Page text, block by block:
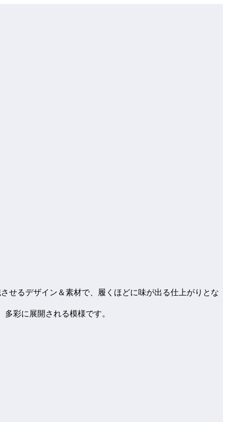
せるデザイン＆素材で、履くほどに味が出る仕上がりとな
彩に展開される模様です。